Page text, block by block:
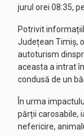
jurul orei 08:35,
Potrivit
Județean Timiș,
autoturism
aceasta a intrat
condusă de un
În urma
părții carosabile,
nefericire,